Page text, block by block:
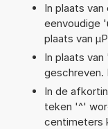
In plaats
eenvoudige
plaats van
In plaats van
In de
teken '^'
centimeters